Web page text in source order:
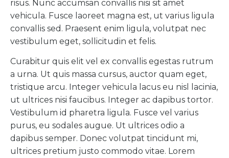
risus. Nunc accumsan convallis nisi sit amet
vehicula. Fusce laoreet magna est, ut varius ligula
convallis sed. Praesent enim ligula, volutpat nec
vestibulum eget, sollicitudin et felis.
Curabitur quis elit vel ex convallis egestas rutrum
a urna. Ut quis massa cursus, auctor quam eget,
tristique arcu. Integer vehicula lacus eu nisl lacinia,
ut ultrices nisi faucibus. Integer ac dapibus tortor.
Vestibulum id pharetra ligula. Fusce vel varius
purus, eu sodales augue. Ut ultrices odio a
dapibus semper. Donec volutpat tincidunt mi,
ultrices pretium justo commodo vitae. Lorem